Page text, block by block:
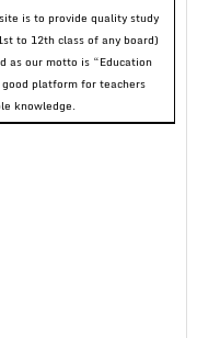
is to provide quality study
to 12th class of any board)
as our motto is “Education
platform for teachers
knowledge.